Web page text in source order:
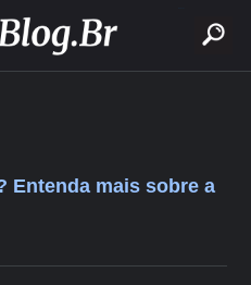
Entenda mais sobre a